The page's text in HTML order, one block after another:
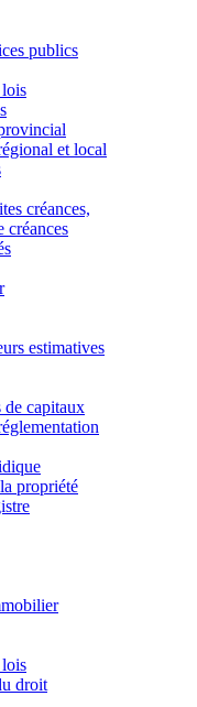
publics
et local
créances,
créances
estimatives
de capitaux
propriété
droit